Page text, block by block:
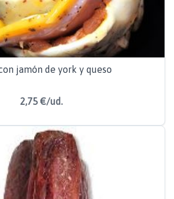
jamón de york y queso
2,75 €/ud.